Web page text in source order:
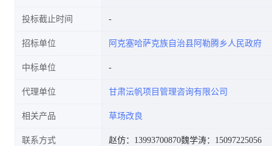
投标截止时间
招标单位 阿克塞哈萨克族自治县阿勒腾乡人民政府
中标单位
代理单位 甘肃沄帆项目管理咨询有限公司
相关产品 草场改良
联系方式 赵仿：13993700870魏学涛：15097225056